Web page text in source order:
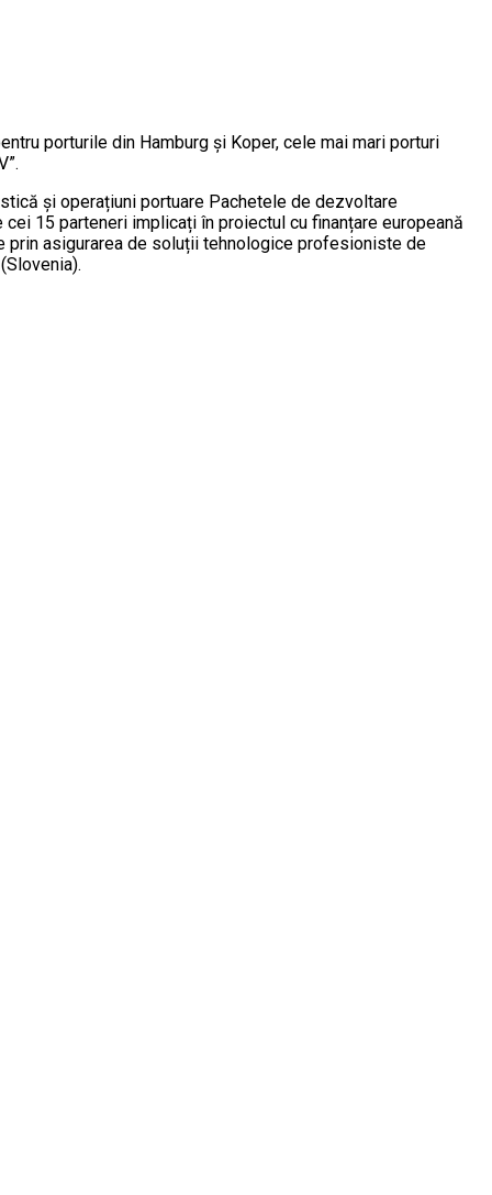
porturile din Hamburg și Koper, cele mai mari porturi
și operațiuni portuare Pachetele de dezvoltare
15 parteneri implicați în proiectul cu finanțare europeană
prin asigurarea de soluții tehnologice profesioniste de